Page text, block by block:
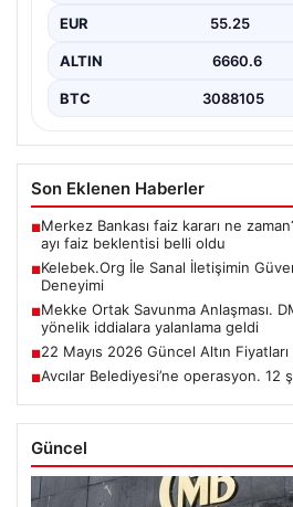
EUR 55.25
ALTIN 6660.6
BTC 3088105
Son Eklenen Haberler
■Merkez Bankası faiz kararı ne
ayı faiz beklentisi belli oldu
■Kelebek.Org İle Sanal İletişimin
Deneyimi
■Mekke Ortak Savunma Anlaşması.
yönelik iddialara yalanlama geldi
■22 Mayıs 2026 Güncel Altın
■Avcılar Belediyesi’ne operasyon. 12
Güncel